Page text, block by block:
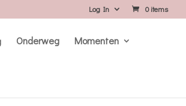
Log In 0 items
Onderweg Momenten